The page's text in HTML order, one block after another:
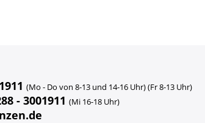
(Mo - Do von 8-13 und 14-16 Uhr) (Fr 8-13 Uhr)
- 3001911 (Mi 16-18 Uhr)